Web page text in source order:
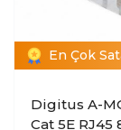
En Çok
Digitus A-
Cat 5E RJ45